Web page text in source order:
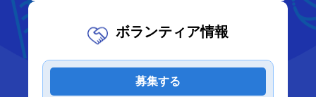
ボランティア情報
募集する